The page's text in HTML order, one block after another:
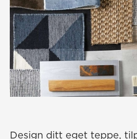
Design ditt eget teppe,